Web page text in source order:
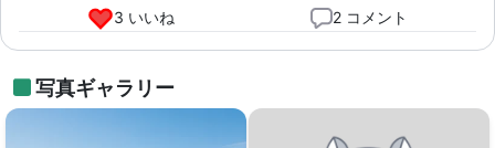
3 いいね
2 コメント
写真ギャラリー